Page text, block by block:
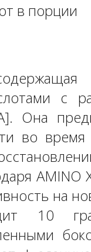
в порции
с
Она
во время
на
10